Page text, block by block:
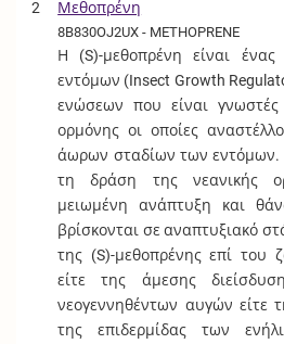
2 Μεθοπρένη
8B830OJ2UX - METHOPRENE
Η (S)-μεθοπρένη είναι ένας
εντόμων (Insect Growth
ενώσεων που είναι
ορμόνης οι οποίες
άωρων σταδίων των εντόμων.
τη δράση της νεανικής
μειωμένη ανάπτυξη και
βρίσκονται σε αναπτυξιακό
της (S)-μεθοπρένης επί του
είτε της άμεσης
νεογεννηθέντων αυγών είτε
της επιδερμίδας των